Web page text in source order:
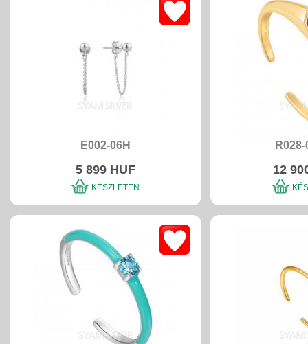
E002-06H
5 899 HUF
KÉSZLETEN
12